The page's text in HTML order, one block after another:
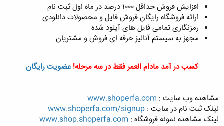
افزایش فروش حداقل ۱۰۰۰ درصد در ماه اول ثبت نام
ارائه فروشگاه رایگان فروش فایل و محصولات دانلودی
رمزنگاری تمامی فایل های آپلود شده
مجهز به سیستم آنالیز حرفه ای فروش و مشتریان
کسب در آمد مادام العمر فقط در سه مرحله!عضویت رایگان
مشاهده وب سایت : www.shoperfa.com
لینک ثبت نام در سایت : www.shoperfa.com/signup
لینک مشاهده نمونه فروشگاه : www.shop.shoperfa.com